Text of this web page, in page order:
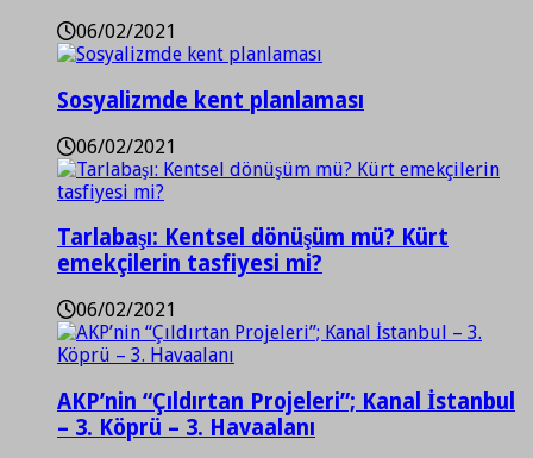
06/02/2021
Sosyalizmde kent planlaması
06/02/2021
Tarlabaşı: Kentsel dönüşüm mü? Kürt
emekçilerin tasfiyesi mi?
06/02/2021
AKP’nin “Çıldırtan Projeleri”; Kanal İstanbul
– 3. Köprü – 3. Havaalanı